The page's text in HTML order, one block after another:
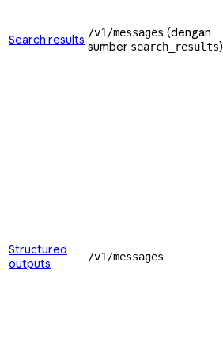
Search results /v1/messages (dengan
sumber search_results)
Structured
outputs
/v1/messages